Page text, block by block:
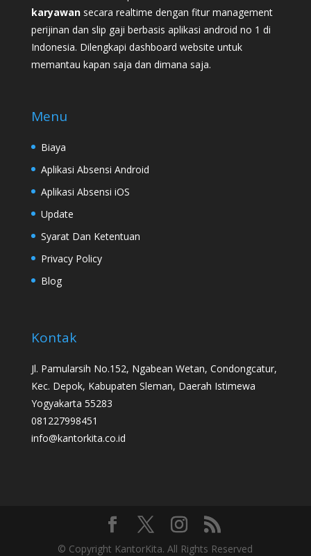
karyawan secara realtime dengan fitur management
perijinan dan slip gaji berbasis aplikasi android no 1 di
Indonesia. Dilengkapi dashboard website untuk
memantau kapan saja dan dimana saja.
Menu
Biaya
Aplikasi Absensi Android
Aplikasi Absensi iOS
Update
Syarat Dan Ketentuan
Privacy Policy
Blog
Kontak
Jl. Pamularsih No.152, Ngabean Wetan, Condongcatur,
Kec. Depok, Kabupaten Sleman, Daerah Istimewa
Yogyakarta 55283
081227998451
info@kantorkita.co.id
© Copyright KantorKita. All Rights Reserved